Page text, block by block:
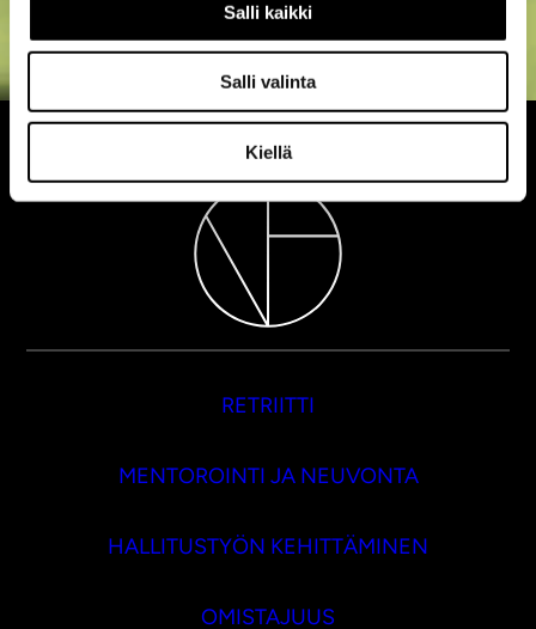
Salli kaikki
Salli valinta
Kiellä
RETRIITTI
MENTOROINTI JA NEUVONTA
HALLITUSTYÖN KEHITTÄMINEN
OMISTAJUUS